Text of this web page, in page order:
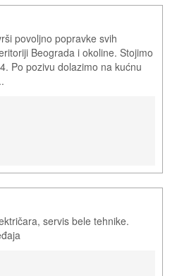
povoljno popravke svih
Beograda i okoline. Stojimo
Po pozivu dolazimo na kućnu
servis bele tehnike.